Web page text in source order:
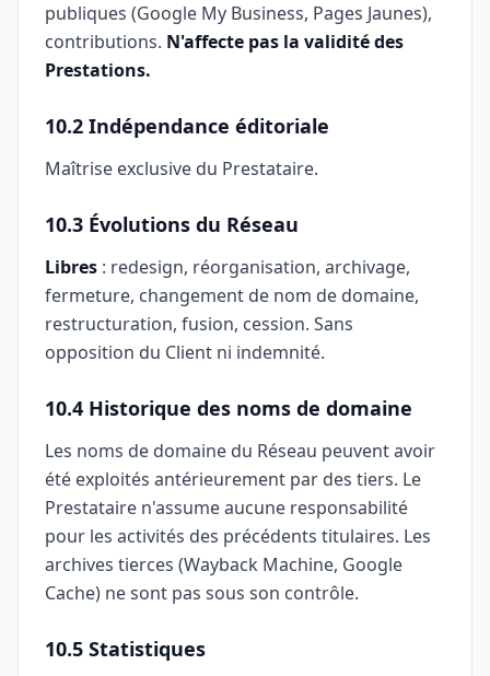
publiques (Google My Business, Pages Jaunes),
contributions. N'affecte pas la validité des
Prestations.
10.2 Indépendance éditoriale
Maîtrise exclusive du Prestataire.
10.3 Évolutions du Réseau
Libres : redesign, réorganisation, archivage,
fermeture, changement de nom de domaine,
restructuration, fusion, cession. Sans
opposition du Client ni indemnité.
10.4 Historique des noms de domaine
Les noms de domaine du Réseau peuvent avoir
été exploités antérieurement par des tiers. Le
Prestataire n'assume aucune responsabilité
pour les activités des précédents titulaires. Les
archives tierces (Wayback Machine, Google
Cache) ne sont pas sous son contrôle.
10.5 Statistiques